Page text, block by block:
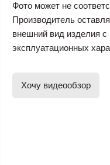
Фото может не
Производитель
внешний вид изделия
эксплуатационных
Хочу видеообзор